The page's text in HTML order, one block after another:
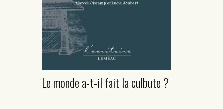
Le monde a-t-il fait la culbute ?